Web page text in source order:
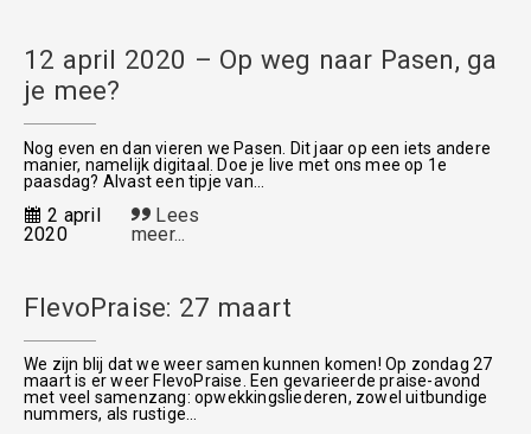
12 april 2020 – Op weg naar Pasen, ga
je mee?
Nog even en dan vieren we Pasen. Dit jaar op een iets andere
manier, namelijk digitaal. Doe je live met ons mee op 1e
paasdag? Alvast een tipje van...
2 april
2020
Lees
meer...
FlevoPraise: 27 maart
We zijn blij dat we weer samen kunnen komen! Op zondag 27
maart is er weer FlevoPraise. Een gevarieerde praise-avond
met veel samenzang: opwekkingsliederen, zowel uitbundige
nummers, als rustige...